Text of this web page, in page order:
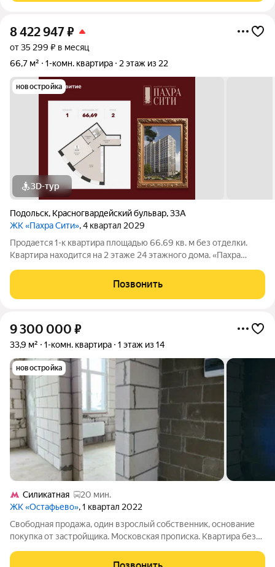
8 422 947₽
от 35 299 ₽ в месяц
66,7 м²
1-комн. квартира 2 этаж из 22
новостройка
3D-тур
Подольск, Красногвардейский бульвар,33А
ЖК «Пахра Сити», 4 квартал 2029
Продается 1-к квартира площадью 66.69 кв. м без отделки.
Квартира находится на 2 этаже 24 этажного дома. «Пахра
сочетается с продуманным благоустройством и развитым
окружением. Вариативные
Позвонить
9 300 000 ₽
33,9 м² 1-комн. квартира 1 этаж из 14
новостройка
Силикатная
20 мин.
ЖК «Остафьево», 1 квартал 2022
Свободная продажа, один взрослый собственник, основание
покупка от застройщика. Московская прописка. Квартира без
есть возможность сделать второй уровень. Свободная